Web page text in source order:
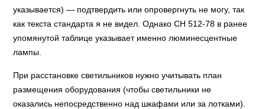
указывается) — подтвердить или опровергнуть не могу, так
как текста стандарта я не видел. Однако СН 512-78 в ранее
упомянутой таблице указывает именно люминесцентные
лампы.
При расстановке светильников нужно учитывать план
размещения оборудования (чтобы светильники не
оказались непосредственно над шкафами или за лотками).